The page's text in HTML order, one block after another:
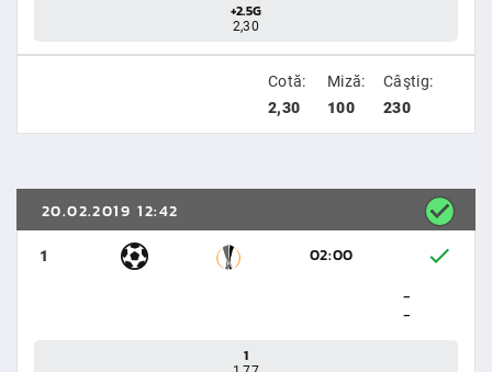
+2.5G
2,30
Cotă:
2,30
Miză:
100
Câştig:
230
20.02.2019 12:42
1
02:00
-
-
1